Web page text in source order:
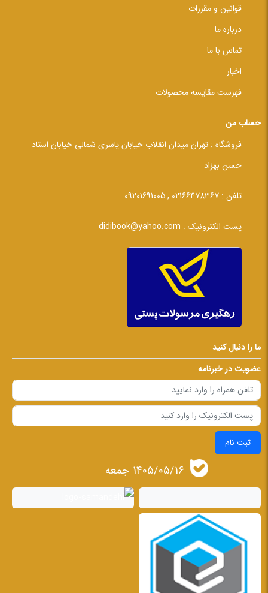
قوانین و مقررات
درباره ما
تماس با ما
اخبار
فهرست مقایسه محصولات
حساب من
فروشگاه : تهران میدان انقلاب خیابان یاسری شمالی خیابان استاد
حسن بهزاد
تلفن : 02166478367 , 09201691005
پست الکترونیک : didibook@yahoo.com
ما را دنبال کنید
عضویت در خبرنامه
ثبت نام
1405/05/16 جمعه